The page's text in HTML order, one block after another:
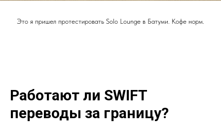
Это я пришел протестировать Solo Lounge в Батуми. Кофе норм.
Работают ли SWIFT
переводы за границу?